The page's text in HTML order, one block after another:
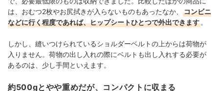
は、おむつ2枚やお尻拭きが入らないものもあったなか、
コンビニ
などに行く程度であれば、ヒップシートひとつで外出できます 。
しかし、縫いつけられているショルダーベルトの上からは荷物が
入りません。荷物の出し入れの際にベルトも出し入れする必要が
あるのは、少し手間といえます。
約500gとやや重めだが、コンパクトに収まる